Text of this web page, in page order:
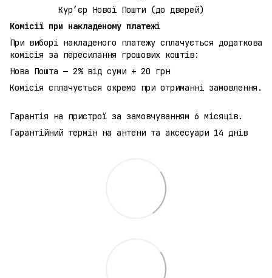
Кур’єр Нової Пошти (до дверей)
Комісії при накладеному платежі
При виборі накладеного платежу сплачується додаткова
комісія за пересилання грошових коштів:
Нова Пошта — 2% від суми + 20 грн
Комісія сплачується окремо при отриманні замовлення.
Гарантія на пристрої за замовчуванням 6 місяців.
Гарантійний термін на антени та аксесуари 14 днів